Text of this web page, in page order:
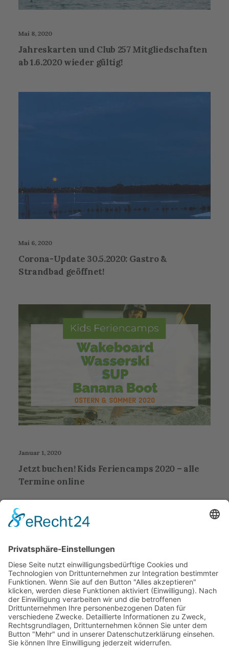
Mai 8, 2020
Jahreskarten und Club 257 Mitgliedschaften
ab 1.6.2020 wieder gültig!
Mai 6, 2020
Corona-Update 30.5.2020: Gastro &
Strandbad geöffnet!
Januar 1, 2020
Jetzt buchen! Kids Feriencamps 2020 – alle
Termine online
Stay Updated
Get the latest creative news about art,
design and pop-culture.